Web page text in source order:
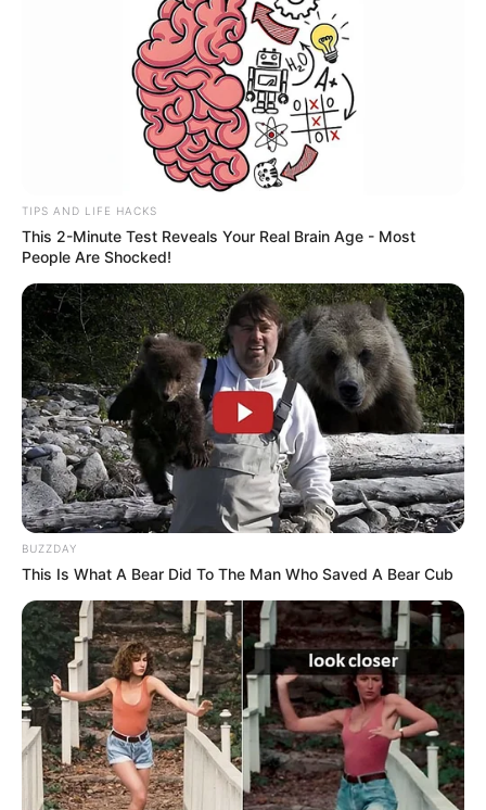
TIPS AND LIFE HACKS
This 2-Minute Test Reveals Your Real Brain Age - Most
People Are Shocked!
BUZZDAY
This Is What A Bear Did To The Man Who Saved A Bear Cub